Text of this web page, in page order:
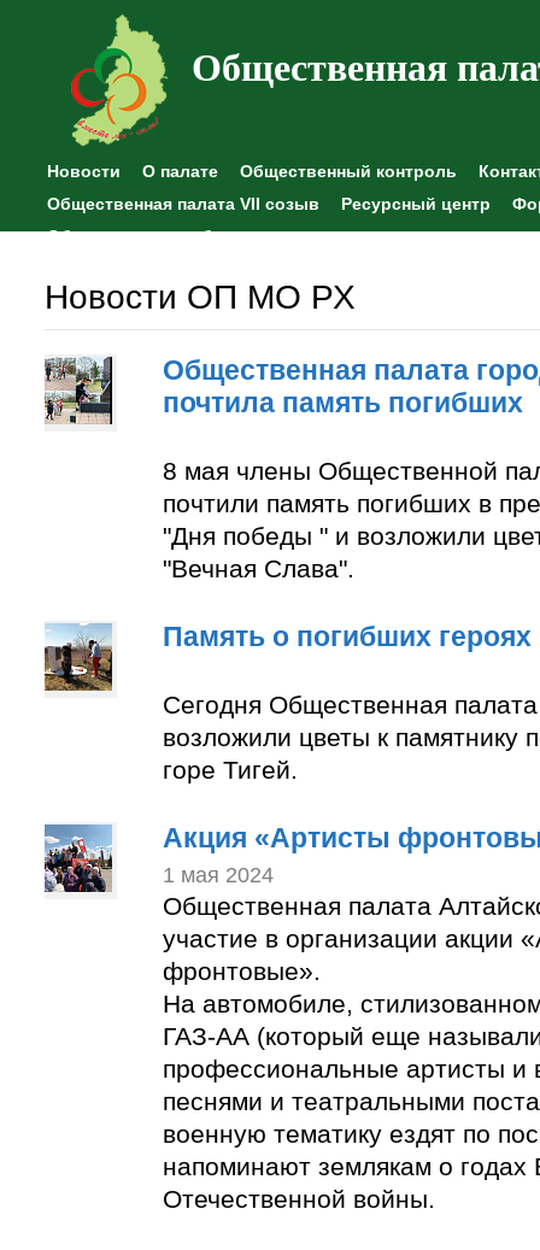
Общественная
Новости О палате Общественный контроль
Общественная палата VII созыв
Ресурсный центр
Общественные наблюдения
Новости ОП МО РХ
Общественная палата
почтила память погибших
8 мая члены Общественной
почтили память погибших в
"Дня победы " и возложили
"Вечная Слава".
Память о погибших героях
Сегодня Общественная
возложили цветы к памятнику
горе Тигей.
Акция «Артисты
1 мая 2024
Общественная палата
участие в организации акции
фронтовые».
На автомобиле,
ГАЗ-АА (который еще
профессиональные артисты и
песнями и театральными
военную тематику ездят по
напоминают землякам о годах
Отечественной войны.